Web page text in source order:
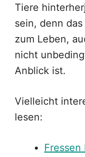
Tiere
sein, denn
zum Leben,
nicht
Anblick ist.
Vielleicht
lesen:
Fressen